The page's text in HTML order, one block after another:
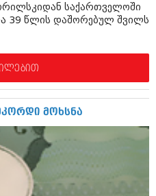
საქართველოში
39 წლის დაშორებულ შვილს
მოხსნა